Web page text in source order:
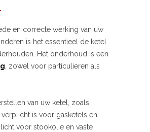
en correcte werking van uw
is het essentieel de ketel
Het onderhoud is een
, zowel voor particulieren als
van uw ketel, zoals
verplicht is voor gasketels en
voor stookolie en vaste